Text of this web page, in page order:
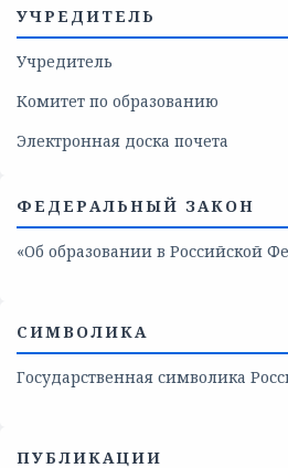
УЧРЕДИТЕЛЬ
Учредитель
Комитет по образованию
Электронная доска почета
ФЕДЕРАЛЬНЫЙ ЗАКОН
«Об образовании в Российской
СИМВОЛИКА
Государственная символика
ПУБЛИКАЦИИ